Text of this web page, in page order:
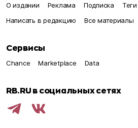
О издании Реклама Подписка
Теги
Написать в редакцию
Все материалы
Сервисы
Chance Marketplace Data
RB.RU в социальных сетях